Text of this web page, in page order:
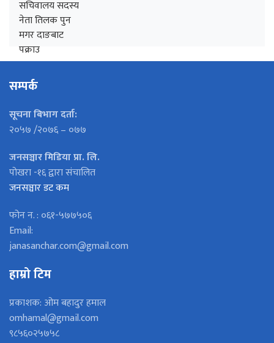
सम्पर्क
सूचना बिभाग दर्ता:
२०५७ /२०७६ – ०७७
जनसञ्चार मिडिया प्रा. लि.
पोखरा -१६ द्वारा संचालित
जनसञ्चार डट कम
फोन न. : ०६१-५७७५०६
Email:
janasanchar.com@gmail.com
हाम्रो टिम
प्रकाशक: ओम बहादुर हमाल
omhamal@gmail.com
९८५६०२५७५८